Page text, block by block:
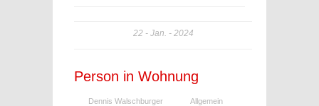
22 Jan. 2024
Person in Wohnung
Dennis Walschburger
Allgemein